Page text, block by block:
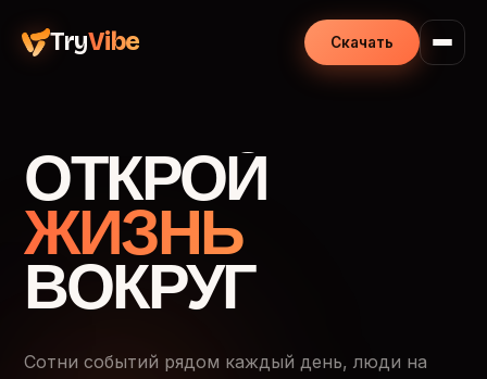
TryVibe Скачать
ОТКРОЙ
ЖИЗНЬ
ВОКРУГ
Сотни событий рядом каждый день, люди на